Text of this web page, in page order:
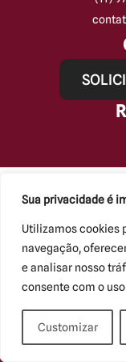
Sua privacidade é
Utilizamos cookies
navegação,
e analisar nosso
consente com o
Customizar